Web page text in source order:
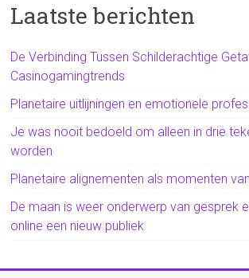
Laatste berichten
De Verbinding Tussen Schilderachtige
Casinogamingtrends
Planetaire uitlijningen en emotionele
Je was nooit bedoeld om alleen in drie
worden
Planetaire alignementen als momenten
De maan is weer onderwerp van gesprek
online een nieuw publiek